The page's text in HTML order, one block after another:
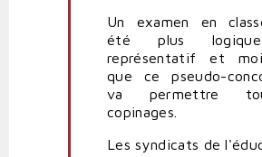
Un examen en
été plus
représentatif et
que ce pseudo-
va permettre
copinages.
Les syndicats de